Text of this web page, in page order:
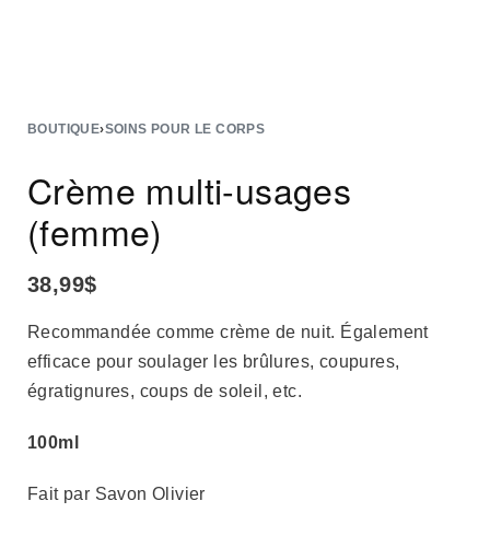
BOUTIQUE›SOINS POUR LE CORPS
Crème multi-usages
(femme)
38,99$
Recommandée comme crème de nuit. Également
efficace pour soulager les brûlures, coupures,
égratignures, coups de soleil, etc.
100ml
Fait par Savon Olivier